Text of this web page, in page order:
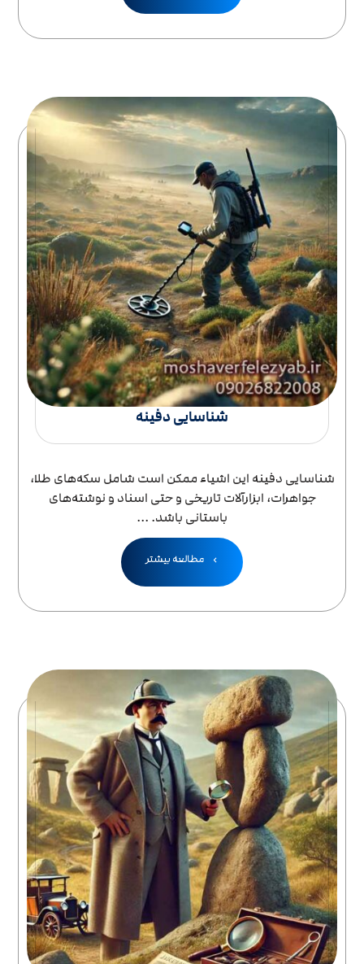
شناسایی دفینه
شناسایی دفینه این اشیاء ممکن است شامل سکه‌های طلا،
جواهرات، ابزارآلات تاریخی و حتی اسناد و نوشته‌های
باستانی باشد. ...
مطالعه بیشتر